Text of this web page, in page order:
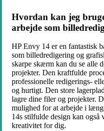
Hvordan kan jeg
arbejde som
HP Envy 14 er en fantastisk
som billedredigering og
skarpe skærm kan du se alle
projekter. Den kraftfulde
professionelle redigerings-
og hurtigt. Den store
lagre dine filer og projekter.
mulighed for at arbejde i
14s stilfulde design kan
kreativitet for dig.